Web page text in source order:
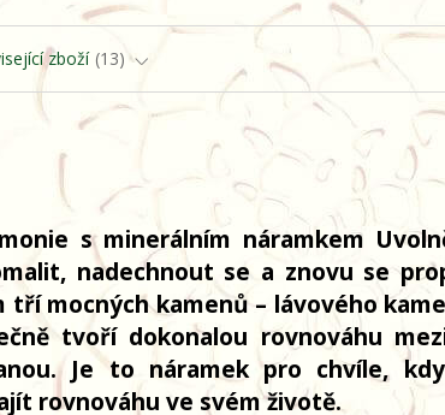
zboží 13
s minerálním náramkem
nadechnout se a znovu se
mocných kamenů – lávového
tvoří dokonalou rovnováhu
Je to náramek pro chvíle,
rovnováhu ve svém životě.